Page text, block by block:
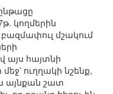
կողմերին
մշակում
այս հայտնի
ուղղակի նշենք,
այնքան շատ